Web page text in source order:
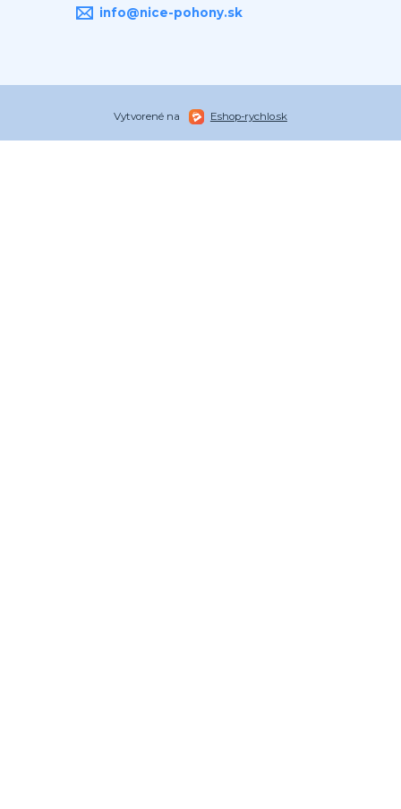
info@nice-pohony.sk
Vytvorené na Eshop-rychlo.sk